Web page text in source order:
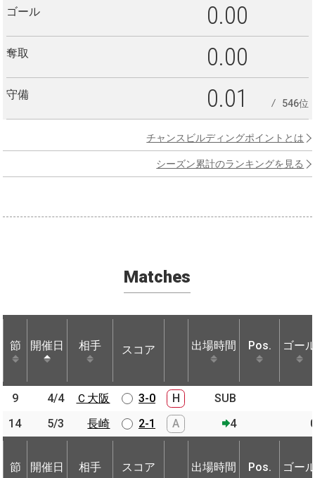
ゴール 0.00
奪取 0.00
守備 0.01 546位
チャンスビルディングポイントとは
シーズン累計のランキングを見る
Matches
節 開催日 相手 スコア 出場時間 Pos. ゴー
節 開催日 相手 スコア 出場時間
9 4/4 Ｃ大阪 3-0 H
SUB
14
5/3 長崎 2-1 A 4
節 開催日 相手 スコア 出場時間 Pos. ゴー
節 開催日 相手
9 4/4
Ｃ大阪
14
5/3 長崎
節 開催日 相手